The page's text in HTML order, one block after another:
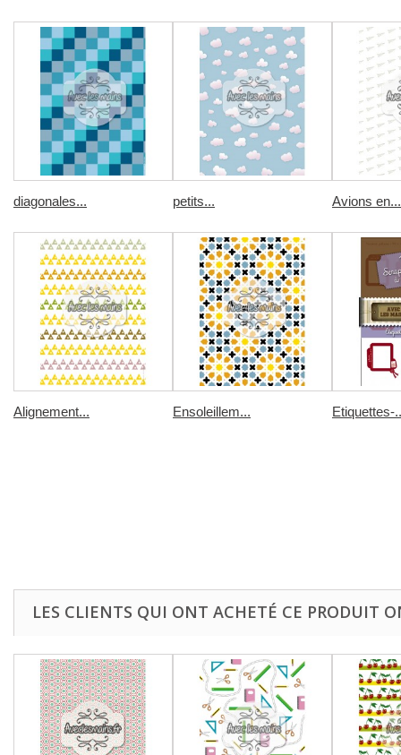
diagonales... petits... Avions en...
Alignement... Ensoleillem... Etiquettes-
LES CLIENTS QUI ONT ACHETÉ CE PRODUIT